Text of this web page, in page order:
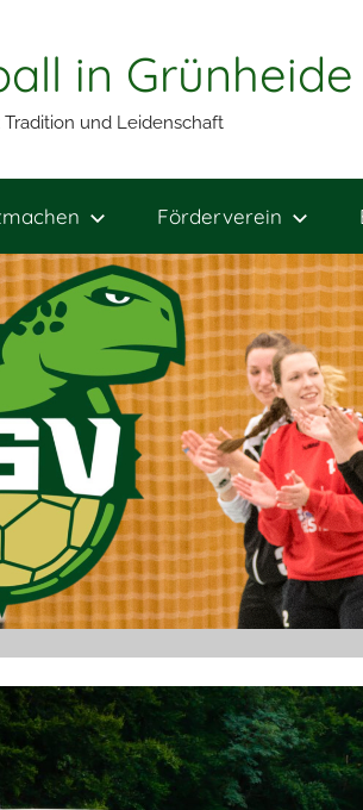
in Grünheide
Tradition und Leidenschaft
Förderverein